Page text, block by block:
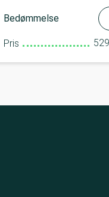
Bedømmelse
Pris